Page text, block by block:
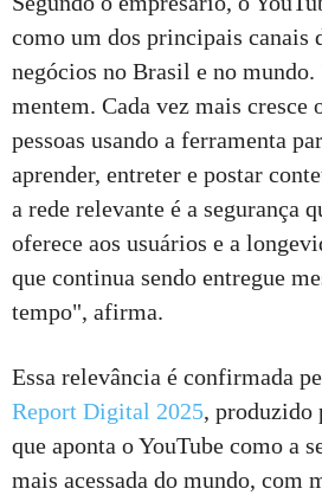
como um dos principais canais
negócios no Brasil e no mundo.
mentem. Cada vez mais cresce
pessoas usando a ferramenta
aprender, entreter e postar
a rede relevante é a segurança
oferece aos usuários e a
que continua sendo entregue
tempo", afirma.
Essa relevância é confirmada
Report Digital 2025, produzido
que aponta o YouTube como a
mais acessada do mundo, com